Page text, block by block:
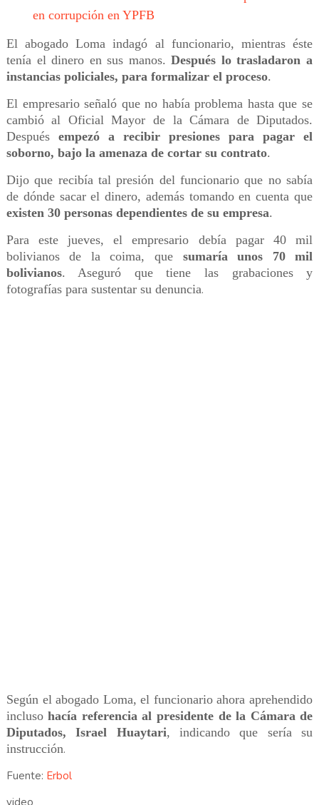
en corrupción en YPFB
El abogado Loma indagó al funcionario, mientras éste
tenía el dinero en sus manos.Después lo trasladaron a
instancias policiales, para formalizar el proceso.
El empresario señaló que no había problema hasta que se
cambió al Oficial Mayor de la Cámara de Diputados.
Después empezó a recibir presiones para pagar el
soborno, bajo la amenaza de cortar su contrato.
Dijo que recibía tal presión del funcionario que no sabía
de dónde sacar el dinero, además tomando en cuenta que
existen 30 personas dependientes de su empresa.
Para este jueves, el empresario debía pagar 40 mil
bolivianos de la coima, que sumaría unos 70 mil
bolivianos. Aseguró que tiene las grabaciones y
fotografías para sustentar su denuncia.
Según el abogado Loma, el funcionario ahora aprehendido
inclusohacía referencia al presidente de la Cámara de
Diputados, Israel Huaytari, indicando que sería su
instrucción.
Fuente: Erbol